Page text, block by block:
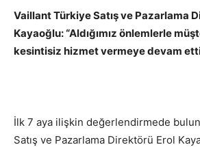
Vaillant Türkiye Satış ve Pazarlama
Kayaoğlu: “Aldığımız önlemlerle
kesintisiz hizmet vermeye devam
İlk 7 aya ilişkin değerlendirmede
Satış ve Pazarlama Direktörü Erol